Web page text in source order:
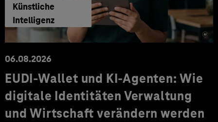
Künstliche
Intelligenz
06.08.2026
EUDI-Wallet und KI-Agenten: Wie
digitale Identitäten Verwaltung
und Wirtschaft verändern werden